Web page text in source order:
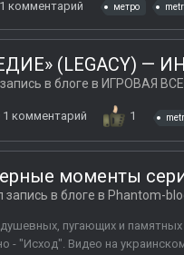
1 комментарий метро
(LEGACY) —
в блоге в ИГРОВАЯ
1 комментарий 1
моменты
запись в блоге в Phantom-
пугающих и
- "Исход". Видео на